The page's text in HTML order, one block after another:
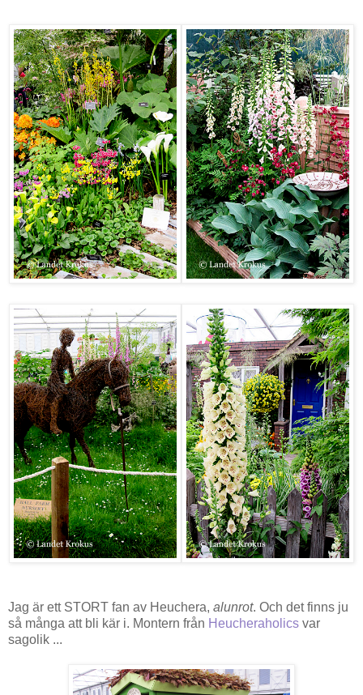
Jag är ett STORT fan av Heuchera, alunrot. Och det finns ju
så många att bli kär i. Montern från Heucheraholics var
sagolik ...